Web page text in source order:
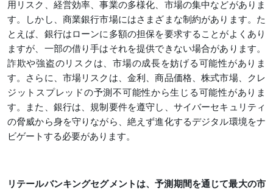
用リスク、経営効率、事業の多様化、市場の集中などがありま
す。しかし、商業銀行市場にはさまざまな制約があります。た
とえば、銀行はローンに多額の担保を要求することがよくあり
ますが、一部の借り手はそれを提供できない場合があります。
詐欺や強盗のリスクは、市場の成長を妨げる可能性がありま
す。さらに、市場リスクは、金利、商品価格、株式市場、クレ
ジットスプレッドの予測不可能性から生じる可能性がありま
す。また、銀行は、規制要件を遵守し、サイバーセキュリティ
の脅威から身を守りながら、絶えず進化するデジタル環境をナ
ビゲートする必要があります。
リテールバンキングセグメントは、予測期間を通じて最大の市